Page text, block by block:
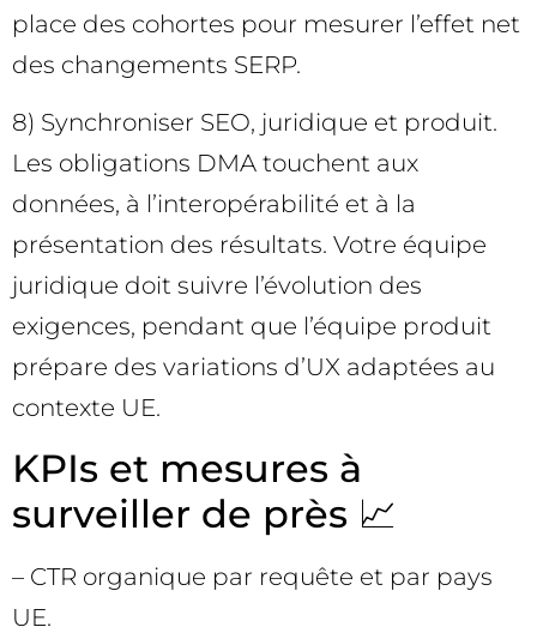
place des cohortes pour mesurer l’effet net
des changements SERP.
8) Synchroniser SEO, juridique et produit.
Les obligations DMA touchent aux
données, à l’interopérabilité et à la
présentation des résultats. Votre équipe
juridique doit suivre l’évolution des
exigences, pendant que l’équipe produit
prépare des variations d’UX adaptées au
contexte UE.
KPIs et mesures à
surveiller de près 📈
– CTR organique par requête et par pays
UE.